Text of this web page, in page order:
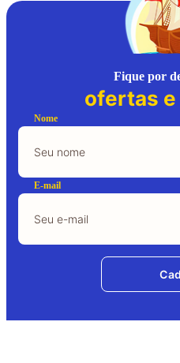
Fique por
ofertas
Nome
E-mail